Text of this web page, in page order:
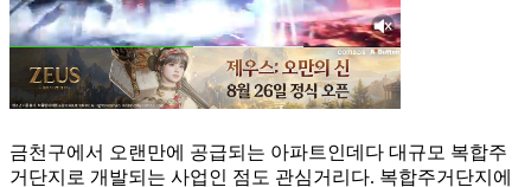
금천구에서 오랜만에 공급되는 아파트인데다 대규모 복합주
거단지로 개발되는 사업인 점도 관심거리다. 복합주거단지에